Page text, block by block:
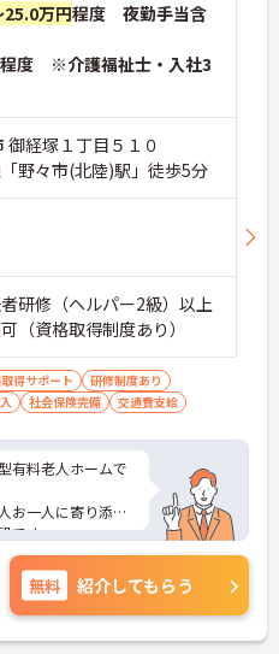
万円程度 夜勤手当含
度 ※介護福祉士・入社3
御経塚１丁目５１０
野々市(北陸)駅」徒歩5分
研修（ヘルパー2級）以上
（資格取得制度あり）
得サポート
研修制度あり
社会保険完備 交通費支給
有料老人ホームで
お一人に寄り添っ
です。
もご相談いただけ
イントなど、さら
気軽にご相談くだ
無料 紹介してもらう